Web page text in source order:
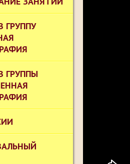
ГРУППУ
ГРУППЫ